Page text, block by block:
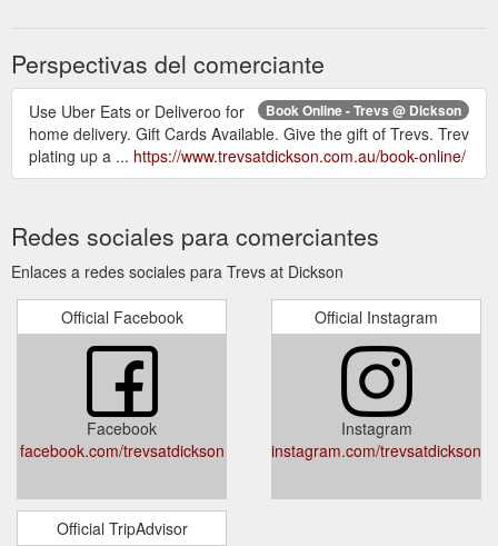
Perspectivas del comerciante
Book Online - Trevs @ Dickson
Use Uber Eats or Deliveroo for
home delivery. Gift Cards Available. Give the gift of Trevs. Trev
plating up a ... https://www.trevsatdickson.com.au/book-online/
Redes sociales para comerciantes
Enlaces a redes sociales para Trevs at Dickson
Official Facebook
Facebook
facebook.com/trevsatdickson
Official Instagram
Instagram
instagram.com/trevsatdickson
Official TripAdvisor